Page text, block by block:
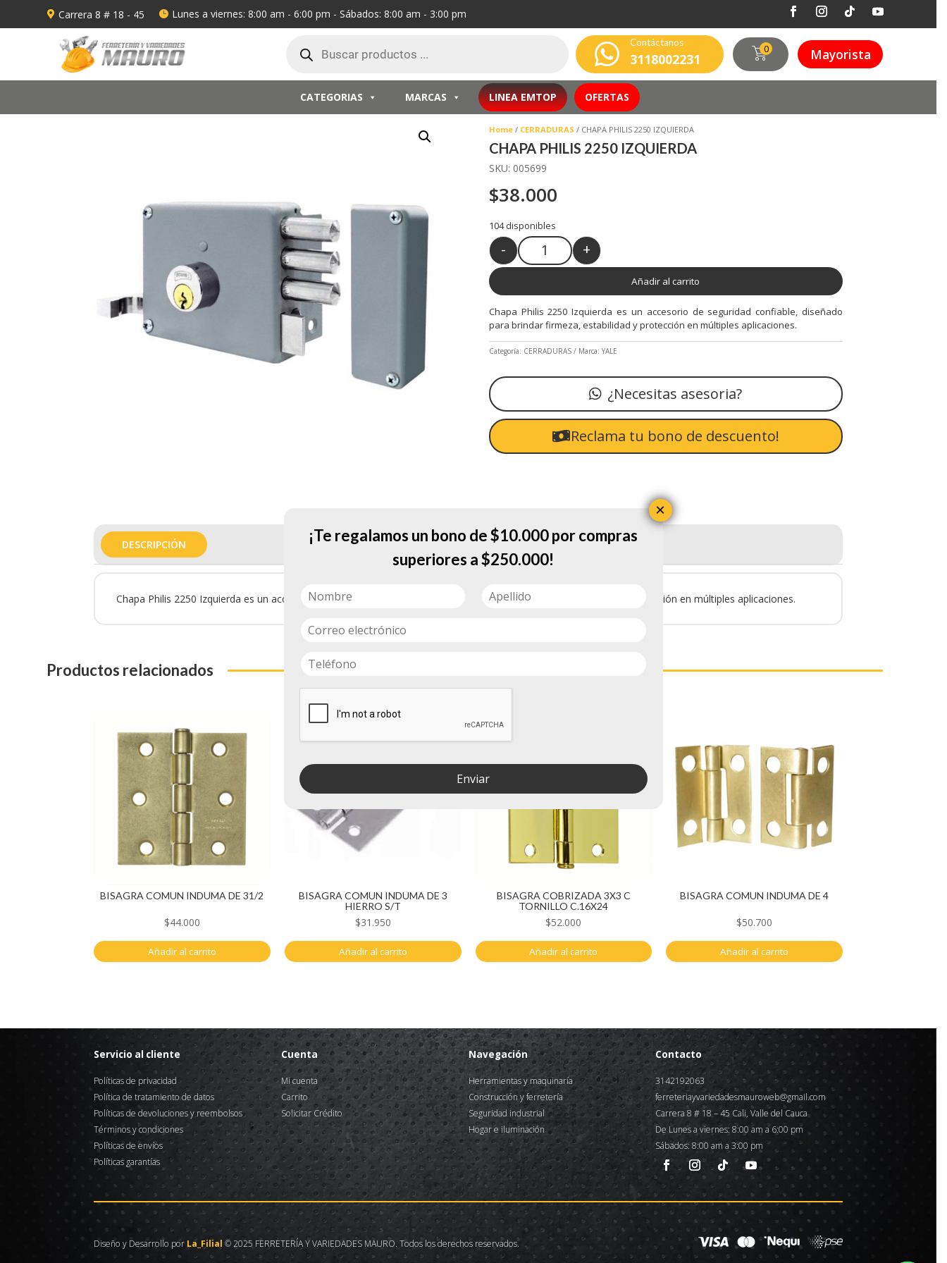
 Carrera 8 # 18 - 45  Lunes a viernes: 8:00 am - 6:00 pm - Sábados: 8:00 am - 3:00 pm
productos  Contáctanos
3118002231
0 Mayorista
CATEGORIAS MARCAS LINEA EMTOP OFERTAS
Home/ CERRADURAS / CHAPA PHILIS 2250 IZQUIERDA
CHAPA PHILIS 2250 IZQUIERDA
SKU: 005699
$38.000
104 disponibles
Quantity
- +
Añadir al carrito
Chapa Philis 2250 Izquierda es un accesorio de seguridad confiable, diseñado
para brindar firmeza, estabilidad y protección en múltiples aplicaciones.
Categoría: CERRADURAS Marca: YALE
¿Necesitas asesoria?
Reclama tu bono de descuento!
DESCRIPCIÓN
Chapa Philis 2250 Izquierda es un accesorio de seguridad confiable, diseñado para brindar firmeza, estabilidad y protección en múltiples aplicaciones.
Productos relacionados
BISAGRA COMUN INDUMA DE 31/2
$44.000
Añadir al carrito
BISAGRA COMUN INDUMA DE 3
HIERRO S/T
$31.950
Añadir al carrito
BISAGRA COBRIZADA 3X3 C
TORNILLO C.16X24
$52.000
Añadir al carrito
BISAGRA COMUN INDUMA DE 4
$50.700
Añadir al carrito
Servicio al cliente
Políticas de privacidad
Política de tratamiento de datos
Políticas de devoluciones y reembolsos
Términos y condiciones
Políticas de envíos
Políticas garantías
Cuenta
Mi cuenta
Carrito
Solicitar Crédito
Navegación
Herramientas y maquinaría
Construcción y ferretería
Seguridad industrial
Hogar e iluminación
Contacto
3142192063
ferreteriayvariedadesmauroweb@gmail.com
Carrera 8 # 18 – 45 Cali, Valle del Cauca
De Lunes a viernes: 8:00 am a 6:00 pm
Sábados: 8:00 am a 3:00 pm
Diseño y Desarrollo porLa_Filial © 2025 FERRETERÍA Y VARIEDADES MAURO. Todos los derechos reservados.
¡Te regalamos un bono de $10.000 por compras
superiores a $250.000!
Enviar
×